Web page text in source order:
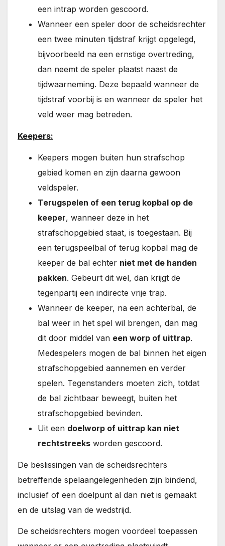
een intrap worden gescoord.
Wanneer een speler door de scheidsrechter
een twee minuten tijdstraf krijgt opgelegd,
bijvoorbeeld na een ernstige overtreding,
dan neemt de speler plaatst naast de
tijdwaarneming. Deze bepaald wanneer de
tijdstraf voorbij is en wanneer de speler het
veld weer mag betreden.
Keepers:
Keepers mogen buiten hun strafschop
gebied komen en zijn daarna gewoon
veldspeler.
Terugspelen of een terug kopbal op de
keeper, wanneer deze in het
strafschopgebied staat, is toegestaan. Bij
een terugspeelbal of terug kopbal mag de
keeper de bal echter niet met de handen
pakken. Gebeurt dit wel, dan krijgt de
tegenpartij een indirecte vrije trap.
Wanneer de keeper, na een achterbal, de
bal weer in het spel wil brengen, dan mag
dit door middel van een worp of uittrap.
Medespelers mogen de bal binnen het eigen
strafschopgebied aannemen en verder
spelen. Tegenstanders moeten zich, totdat
de bal zichtbaar beweegt, buiten het
strafschopgebied bevinden.
Uit een doelworp of uittrap kan niet
rechtstreeks worden gescoord.
De beslissingen van de scheidsrechters
betreffende spelaangelegenheden zijn bindend,
inclusief of een doelpunt al dan niet is gemaakt
en de uitslag van de wedstrijd.
De scheidsrechters mogen voordeel toepassen